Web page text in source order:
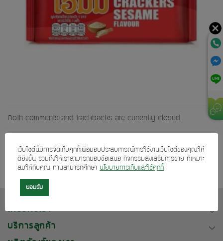
Both comments and trackbacks are currently closed.
Next→
เกี่ยวกับเรา
บริการลูกค้า
เว็บไซต์นี้มีการจัดเก็บคุกกี้เพื่อมอบประสบการณ์การใช้งานเว็บไซต์ของคุณให้
ดียิ่งขึ้น รวมถึงให้เราสามารถมอบข้อเสนอ กิจกรรมส่งเสริมการขาย ที่เหมาะ
สมให้กับคุณ ท่านสามารถศึกษา นโยบายการเก็บและใช้คุกกี้
ยอมรับ